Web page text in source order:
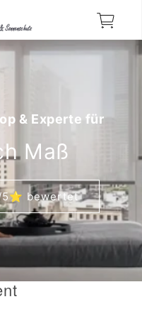
Warenkorb
& Experte für
Maß
5⭐ bewertet